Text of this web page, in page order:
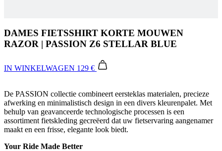
DAMES FIETSSHIRT KORTE MOUWEN
RAZOR | PASSION Z6 STELLAR BLUE
IN WINKELWAGEN 129 €
De PASSION collectie combineert eersteklas materialen, precieze
afwerking en minimalistisch design in een divers kleurenpalet. Met
behulp van geavanceerde technologische processen is een
assortiment fietskleding gecreëerd dat uw fietservaring aangenamer
maakt en een frisse, elegante look biedt.
Your Ride Made Better